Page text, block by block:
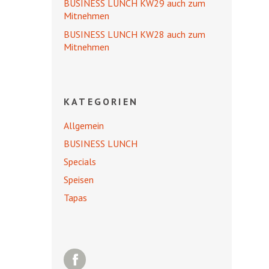
BUSINESS LUNCH KW29 auch zum
Mitnehmen
BUSINESS LUNCH KW28 auch zum
Mitnehmen
KATEGORIEN
Allgemein
BUSINESS LUNCH
Specials
Speisen
Tapas